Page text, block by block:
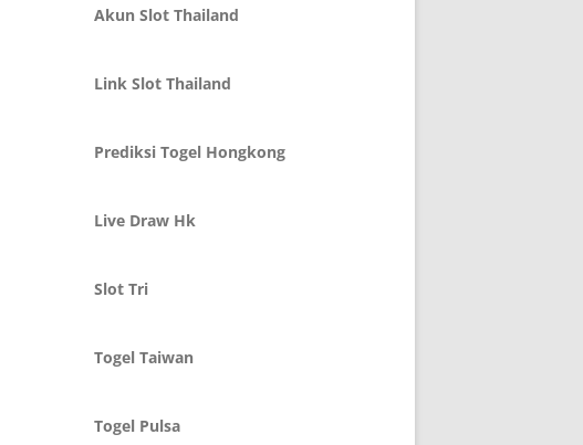
Akun Slot Thailand
Link Slot Thailand
Prediksi Togel Hongkong
Live Draw Hk
Slot Tri
Togel Taiwan
Togel Pulsa